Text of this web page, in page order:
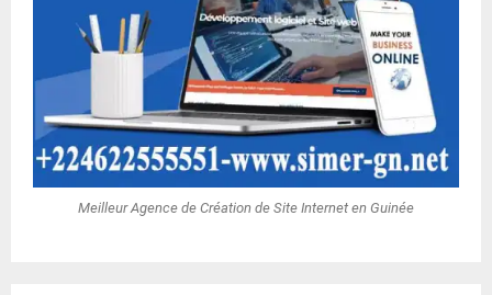
Meilleur Agence de Création de Site Internet en Guinée